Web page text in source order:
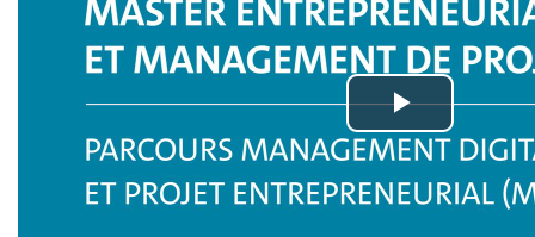
d'équipe, Management digital et gestion
financière.
Certains cours dispensés en anglais lui
permettront d'acquérir un niveau d'anglais
correspondant aux attendus des entreprises
internationales